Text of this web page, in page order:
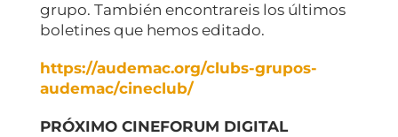
grupo. También encontrareis los últimos
boletines que hemos editado.
https://audemac.org/clubs-grupos-
audemac/cineclub/
PRÓXIMO CINEFORUM DIGITAL